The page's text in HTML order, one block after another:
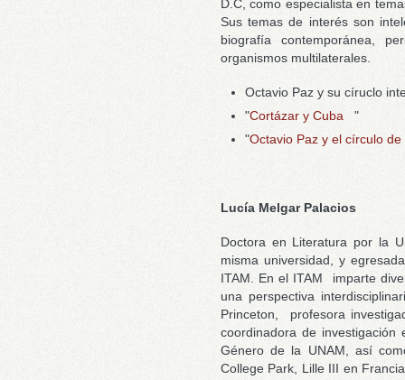
D.C, como especialista en
Sus temas de interés son
biografía contemporánea,
organismos multilaterales.
Octavio Paz y su círuclo
"Cortázar y Cuba
"
"Octavio Paz y el círculo
Lucía Melgar Palacios
Doctora en Literatura por la
misma universidad, y
ITAM. En el ITAM imparte
una perspectiva
Princeton, profesora
coordinadora de
Género de la UNAM, así
College Park, Lille III en